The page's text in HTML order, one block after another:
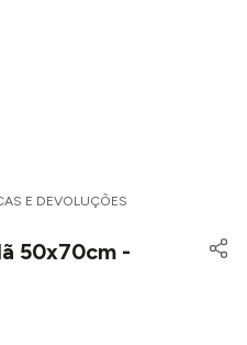
E DEVOLUÇÕES
50x70cm -